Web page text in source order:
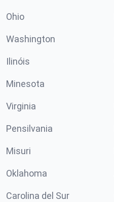
Ohio
Washington
Ilinóis
Minesota
Virginia
Pensilvania
Misuri
Oklahoma
Carolina del Sur